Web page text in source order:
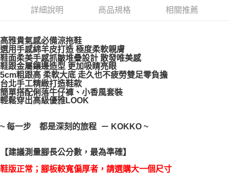
便利好安心！
１．簡單：不需註冊會員、不需綁卡、不需儲值。
【「AFTEE先享後付」結帳流程】
１．於結帳方式選擇「AFTEE先享後付」後，將跳轉至「AFTEE先享後付」
結帳頁面，進行簡訊認證並確認金額後，即可完成結帳。
２．訂單成立數日內，您將收到繳費通知簡訊。
３．收到繳費通知簡訊後14天內，點擊此簡訊中的連結，可透過四大超商／
ATM／網路銀行／等多元方式進行付款，方視為交易完成。
※ 請注意：結帳手續完成當下不需立刻繳費，但若您需要取消訂單，請聯絡
後付繳納相關費用。
客戶支援中心」https://netprotections.freshdesk.com/support/home
【注意事項】
宅配通
每筆NT$100，滿NT$999(含以上)免運費
詳細說明 商品規格 相關推薦
高雅貴氣感必備涼拖鞋
選用手感綿羊皮打造 極度柔軟親膚
鞋面柔美手感抓皺堆疊設計 散發唯美感
鞋跟金屬鑲邊造型 更加吸睛亮眼
5cm粗跟高 柔軟大底 走久也不疲勞雙足零負擔
台北手工精緻打造鞋款
簡單搭配俐落牛仔褲、小香風套裝
輕鬆穿出高級優雅LOOK
~ 每一步 都是深刻的旅程 － KOKKO ~
【建議測量腳長公分數，最為準確】
鞋版正常；腳板較寬偏厚者，請選購大一個尺寸